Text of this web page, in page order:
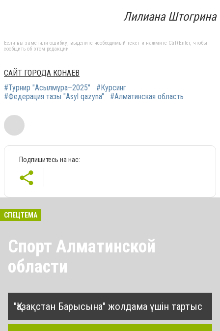
Лилиана Штогрина
Если вы заметили ошибку, выделите необходимый текст и нажмите Ctrl+Enter, чтобы
сообщить об этом редакции
САЙТ ГОРОДА КОНАЕВ
#Турнир "Асылмұра–2025"
#Курсинг
#Федерация тазы "Asyl qazyna"
#Алматинская область
Подпишитесь на нас:
СПЕЦТЕМА
Спорт Алматинской
области
"Қазақстан Барысына" жолдама үшін тартыс